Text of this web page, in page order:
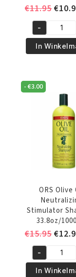
€11.95
was:
€
Motions
Shampoo
ml
aantal
-
In
-€3.00
ORS Olive
Stimulator
33.8oz/
€15.95
was:
€
ORS
Olive
-
In